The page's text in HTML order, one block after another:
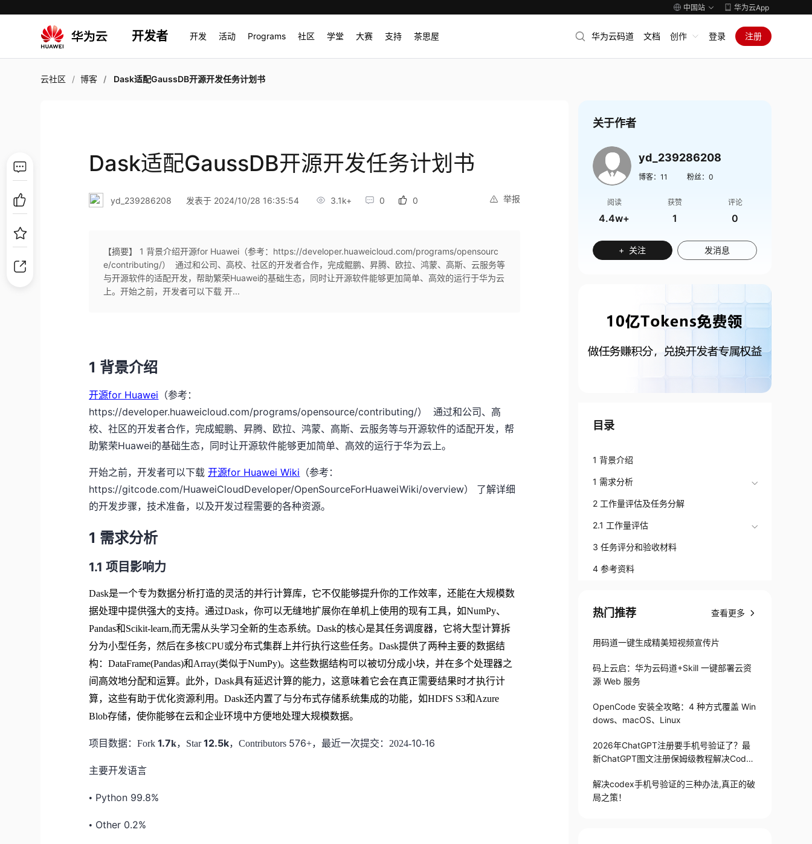
中国站 华为云App
开发者 开发 活动 Programs 社区 学堂 大赛 支持 茶思屋 华为云码道 文档 创作 登录 注册
云社区 博客 Dask适配GaussDB开源开发任务计划书
Dask适配GaussDB开源开发任务计划书
举报
yd_239286208 发表于 2024/10/28 16:35:54 3.1k+ 0 0
【摘要】 1 背景介绍开源for Huawei（参考：https://developer.huaweicloud.com/programs/opensourc
e/contributing/） 通过和公司、高校、社区的开发者合作，完成鲲鹏、昇腾、欧拉、鸿蒙、高斯、云服务等
与开源软件的适配开发，帮助繁荣Huawei的基础生态，同时让开源软件能够更加简单、高效的运行于华为云
上。开始之前，开发者可以下载 开...
1 背景介绍
开源for Huawei （参考：
https://developer.huaweicloud.com/programs/opensource/contributing/）通过和公司、高
校、社区的开发者合作，完成鲲鹏、昇腾、欧拉、鸿蒙、高斯、云服务等与开源软件的适配开发，帮
助繁荣Huawei的基础生态，同时让开源软件能够更加简单、高效的运行于华为云上。
开始之前，开发者可以下载 开源for Huawei Wiki （参考：
https://gitcode.com/HuaweiCloudDeveloper/OpenSourceForHuaweiWiki/overview） 了解详细
的开发步骤，技术准备，以及开发过程需要的各种资源。
1 需求分析
1.1 项目影响力
Dask是一个专为数据分析打造的灵活的并行计算库，它不仅能够提升你的工作效率，还能在大规模数
据处理中提供强大的支持。通过Dask，你可以无缝地扩展你在单机上使用的现有工具，如NumPy、
Pandas和Scikit-learn,而无需从头学习全新的生态系统。Dask的核心是其任务调度器，它将大型计算拆
分为小型任务，然后在多核CPU或分布式集群上并行执行这些任务。Dask提供了两种主要的数据结
构：DataFrame(Pandas)和Array(类似于NumPy)。这些数据结构可以被切分成小块，并在多个处理器之
间高效地分配和运算。此外，Dask具有延迟计算的能力，这意味着它会在真正需要结果时才执行计
算，这些有助于优化资源利用。Dask还内置了与分布式存储系统集成的功能，如HDFS S3和Azure
Blob存储，使你能够在云和企业环境中方便地处理大规模数据。
项目数据：Fork1.7k， Star12.5k，Contributors 576+，最近一次提交：2024-10-16
主要开发语言
• Python 99.8%
• Other 0.2%
关于作者
yd_239286208
博客： 11 粉丝： 0
阅读
4.4w+
获赞
1
评论
0
+ 关注 发消息
目录
1 背景介绍
1 需求分析
2 工作量评估及任务分解
2.1 工作量评估
3 任务评分和验收材料
4 参考资料
热门推荐 查看更多
用码道一键生成精美短视频宣传片
码上云启：华为云码道+Skill 一键部署云资
源 Web 服务
OpenCode 安装全攻略：4 种方式覆盖 Win
dows、macOS、Linux
2026年ChatGPT注册要手机号验证了？最
新ChatGPT图文注册保姆级教程解决Codex
解决codex手机号验证的三种办法,真正的破
局之策！